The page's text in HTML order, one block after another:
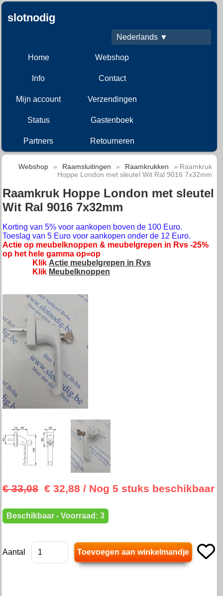
slotnodig
Nederlands ▼
Home Webshop
Info Contact
Mijn account Verzendingen
Status Gastenboek
Partners Retourneren
Webshop » Raamsluitingen » Raamkrukken
» Raamkruk
Hoppe London met sleutel Wit Ral 9016 7x32mm
Raamkruk Hoppe London met sleutel
Wit Ral 9016 7x32mm
Korting van 5% voor aankopen boven de 100 Euro.
Toeslag van 5 Euro voor aankopen onder de 12 Euro.
Actie op meubelknoppen & meubelgrepen in Rvs -25%
op het hele gamma op=op
Klik Actie meubelgrepen in Rvs
Klik Meubelknoppen
€ 33,08 € 32,88 / Nog 5 stuks beschikbaar
Beschikbaar - Voorraad: 3
Aantal